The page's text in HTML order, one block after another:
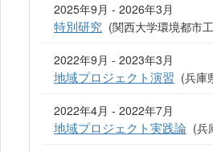
2025年9月 - 2026年3月
特別研究 (関西大学環境都市
2022年9月 - 2023年3月
地域プロジェクト演習 (兵庫
2022年4月 - 2022年7月
地域プロジェクト実践論 (兵